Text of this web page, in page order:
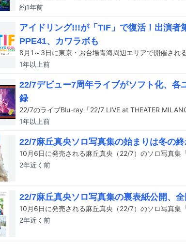
約1年前
アイドリング!!!が「TIF」で復活！出演者
PPE41、カワラボも
1年以上前
22/7デビュー7周年ライブがソフト化、
録
1年以上前
22/7麻丘真央ソロ写真集の始まりは冬の
10月6日に発売される麻丘真央（22/7）のソロ写真集
2年近く 前
22/7麻丘真央ソロ写真集の裏表紙公開、
10月6日に発売される麻丘真央（22/7）のソロ写真集
2年近く 前